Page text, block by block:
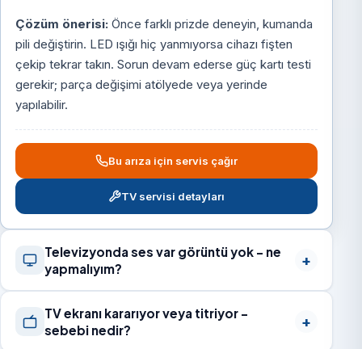
Çözüm önerisi: Önce farklı prizde deneyin, kumanda
pili değiştirin. LED ışığı hiç yanmıyorsa cihazı fişten
çekip tekrar takın. Sorun devam ederse güç kartı testi
gerekir; parça değişimi atölyede veya yerinde
yapılabilir.
Bu arıza için servis çağır
TV servisi detayları
Televizyonda ses var görüntü yok – ne
yapmalıyım?
TV ekranı kararıyor veya titriyor –
sebebi nedir?